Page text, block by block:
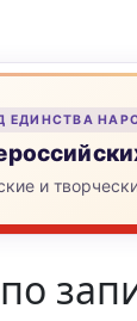
ЕДИНСТВА
и